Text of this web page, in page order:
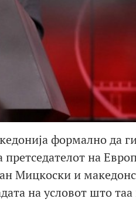
формално да
на
Мицкоски и
на условот што